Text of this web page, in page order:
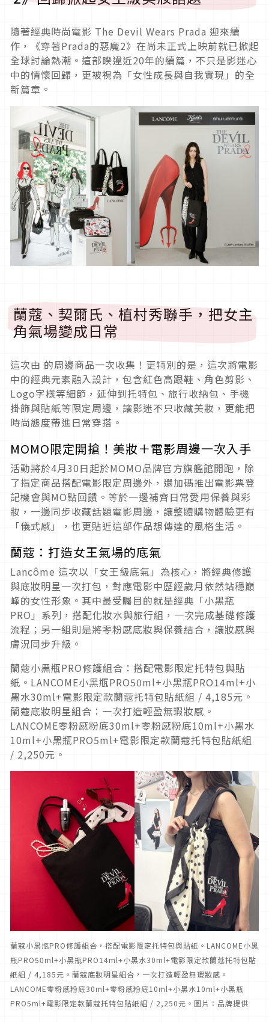
隨著經典時尚電影 The Devil Wears Prada 迎來續
作，《穿著Prada的惡魔2》在尚未正式上映前就已掀起
全球討論熱潮。這部睽違近20年的續篇，不只是影迷心
中的情懷回歸，更被視為「女性成長與自我實現」的全
新篇章。
蘭蔻、契爾氏、植村秀聯手，把女主
角氣場變成日常
這次由 的周邊商品一次收集！更特別的是，這次將電影
中的經典元素融入設計，包含紅色高跟鞋、角色剪影、
Logo字樣等細節，延伸到托特包、旅行收納包、手機
掛飾與貼紙等限定周邊，讓影迷不只收藏美妝，更能把
時尚態度帶進日常穿搭。
MOMO限定開搶！美妝＋電影周邊一次入手
活動將於4月30日起於MOMO品牌官方旗艦館開跑，除
了指定商品搭配電影限定周邊外，還加碼推出電影票登
記機會與MO點回饋。等於一邊補齊日常愛用保養與彩
妝，一邊同步收藏話題電影周邊，讓整體購物體驗更有
「儀式感」，也更貼近這部作品想傳達的風格生活。
蘭蔻：打造女王氣場的底氣
Lancôme 這次以「女王級底氣」為核心，將經典修護
與底妝明星一次打包，對應電影中歷經歲月依然站穩巔
峰的女性形象。其中最受矚目的就是經典「小黑瓶
PRO」系列，搭配化妝水與旅行組，一次完成基礎修護
流程；另一組則是將零粉感底妝與保養結合，讓妝感與
膚況同步升級。
蘭蔻小黑瓶PRO修護組合：搭配電影限定托特包與貼
紙。LANCOME小黑瓶PRO50ml+小黑瓶PRO14ml+小
黑水30ml+電影限定款蘭蔻托特包貼紙組 / 4,185元。
蘭蔻底妝明星組合：一次打造輕盈無瑕妝感。
LANCOME零粉感粉底30ml+零粉感粉底10ml+小黑水
10ml+小黑瓶PRO5ml+電影限定款蘭蔻托特包貼紙組
/ 2,250元。
蘭蔻小黑瓶PRO修護組合，搭配電影限定托特包與貼紙。LANCOME小黑
瓶PRO50ml+小黑瓶PRO14ml+小黑水30ml+電影限定款蘭蔻托特包貼
紙組 / 4,185元。蘭蔻底妝明星組合，一次打造輕盈無瑕妝感。
LANCOME零粉感粉底30ml+零粉感粉底10ml+小黑水10ml+小黑瓶
PRO5ml+電影限定款蘭蔻托特包貼紙組 / 2,250元。圖片：品牌提供